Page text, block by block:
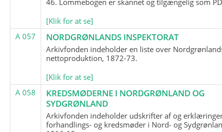
[Klik for at se]
A 057
NORDGRØNLANDS INSPEKTORAT
Arkivfonden indeholder en liste over
nettoproduktion, 1872-73.
[Klik for at se]
A 058
KREDSMØDERNE I NORDGRØNLAND OG
SYDGRØNLAND
Arkivfonden indeholder udskrifter af og
forhandlings- og kredsmøder i Nord- og